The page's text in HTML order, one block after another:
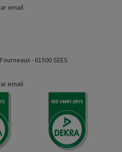
email
- 61500 SEES
email